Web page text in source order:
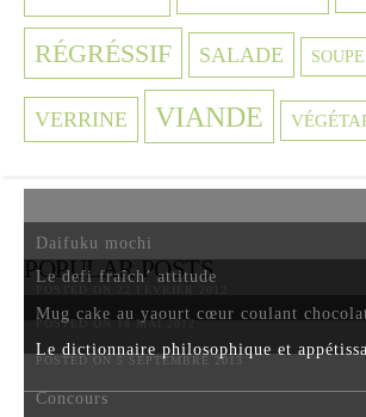
RÉGRÉSSIF SALADE SOUPE
VERRINE VIANDE
POPULAR POSTS
Daifuku mochi
Le defi fraîch’ attitude
POSTED ON 18 MAI 2012
Mug cake au yaourt cœur coulant
POSTED ON 5 SEPTEMBRE 2013
Le dictionnaire philosophique et
Concours